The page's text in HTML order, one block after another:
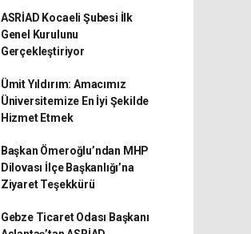
ASRİAD Kocaeli Şubesi İlk
Genel Kurulunu
Gerçekleştiriyor
Ümit Yıldırım: Amacımız
Üniversitemize En İyi Şekilde
Hizmet Etmek
Başkan Ömeroğlu’ndan MHP
Dilovası İlçe Başkanlığı’na
Ziyaret Teşekkürü
Gebze Ticaret Odası Başkanı